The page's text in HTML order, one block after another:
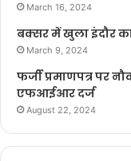
March 16, 2024
बक्सर में खुला इंदौर
March 9, 2024
फर्जी प्रमाणपत्र पर
एफआईआर दर्ज
August 22, 2024